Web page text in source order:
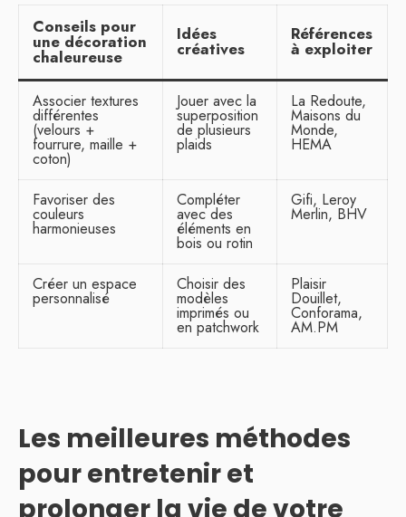
Conseils pour
une décoration
chaleureuse
Idées
créatives
Références
à exploiter
Associer textures
différentes
(velours +
fourrure, maille +
coton)
Jouer avec la
superposition
de plusieurs
plaids
La Redoute,
Maisons du
Monde,
HEMA
Favoriser des
couleurs
harmonieuses
Compléter
avec des
éléments en
bois ou rotin
Gifi, Leroy
Merlin, BHV
Créer un espace
personnalisé
Choisir des
modèles
imprimés ou
en patchwork
Plaisir
Douillet,
Conforama,
AM.PM
Les meilleures méthodes
pour entretenir et
prolonger la vie de votre